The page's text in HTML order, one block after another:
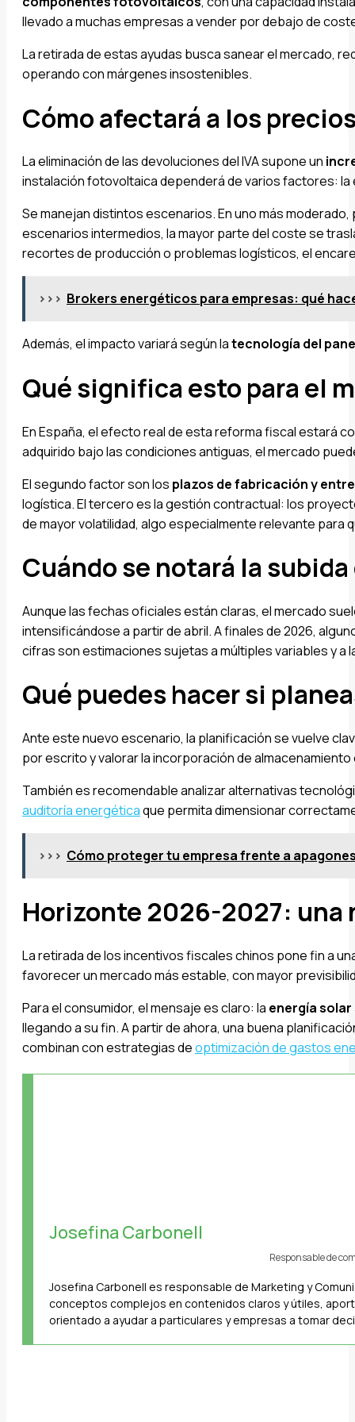
llevado a muchas empresas a vender por debajo de
La retirada de estas ayudas busca sanear el mercado,
operando con márgenes insostenibles.
Cómo afectará a los
La eliminación de las devoluciones del IVA supone un
instalación fotovoltaica dependerá de varios factores:
Se manejan distintos escenarios. En uno más
escenarios intermedios, la mayor parte del coste se
recortes de producción o problemas logísticos, el
>>> Brokers energéticos para empresas: qué
Además, el impacto variará según latecnología del
Qué significa esto para el
En España, el efecto real de esta reforma fiscal estará
adquirido bajo las condiciones antiguas, el mercado
El segundo factor son los plazos de fabricación y
logística. El tercero es la gestión contractual: los
de mayor volatilidad, algo especialmente relevante para
Cuándo se notará la
Aunque las fechas oficiales están claras, el mercado
intensificándose a partir de abril. A finales de 2026,
cifras son estimaciones sujetas a múltiples variables y a
Qué puedes hacer si
Ante este nuevo escenario, la planificación se vuelve
por escrito y valorar la incorporación de
También es recomendable analizar alternativas
auditoría energéticaque permita dimensionar
>>> Cómo proteger tu empresa frente a
Horizonte 2026-2027: una
La retirada de los incentivos fiscales chinos pone fin a
favorecer un mercado más estable, con mayor
Para el consumidor, el mensaje es claro: la energía
llegando a su fin. A partir de ahora, una buena
combinan con estrategias deoptimización de gastos
Josefina Carbonell
Responsable de
Josefina Carbonell es responsable de Marketing y
conceptos complejos en contenidos claros y útiles,
orientado a ayudar a particulares y empresas a tomar